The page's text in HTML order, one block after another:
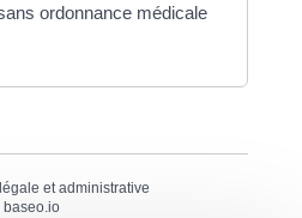
ordonnance médicale
et administrative
baseo.io